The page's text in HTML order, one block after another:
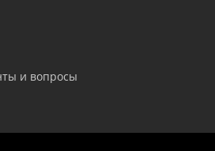
и вопросы